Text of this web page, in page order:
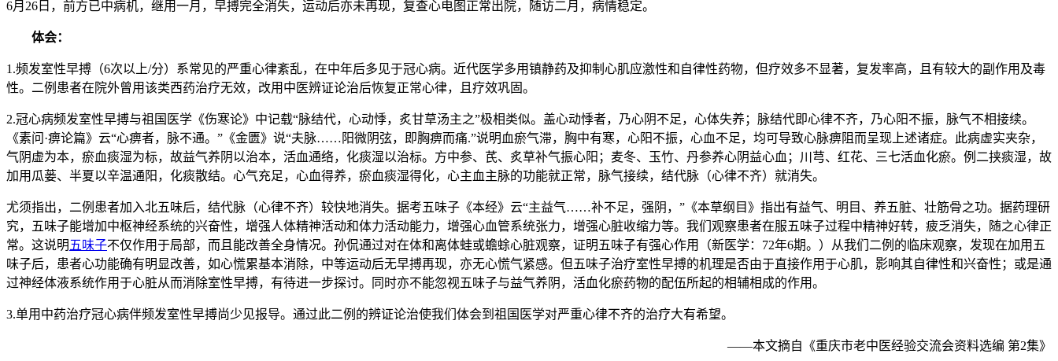
6月26日，前方已中病机，继用一月，早搏完全消失，运动后亦未再现，复查心电图正常出院，随访二月，病情稳定。
体会：
1.频发室性早搏（6次以上/分）系常见的严重心律紊乱，在中年后多见于冠心病。近代医学多用镇静药及抑制心肌应激性和自律性药物，但疗效多不显著，复发率高，且有较大的副作用及毒
性。二例患者在院外曾用该类西药治疗无效，改用中医辨证论治后恢复正常心律，且疗效巩固。
2.冠心病频发室性早搏与祖国医学《伤寒论》中记载“脉结代，心动悸，炙甘草汤主之”极相类似。盖心动悸者，乃心阴不足，心体失养；脉结代即心律不齐，乃心阳不振，脉气不相接续。
《素问·痹论篇》云“心痹者，脉不通。”《金匮》说“夫脉……阳微阴弦，即胸痹而痛.”说明血瘀气滞，胸中有寒，心阳不振，心血不足，均可导致心脉痹阻而呈现上述诸症。此病虚实夹杂，
气阴虚为本，瘀血痰湿为标，故益气养阴以治本，活血通络，化痰湿以治标。方中参、芪、炙草补气振心阳；麦冬、玉竹、丹参养心阴益心血；川芎、红花、三七活血化瘀。例二挟痰湿，故
加用瓜蒌、半夏以辛温通阳，化痰散结。心气充足，心血得养，瘀血痰湿得化，心主血主脉的功能就正常，脉气接续，结代脉（心律不齐）就消失。
尤须指出，二例患者加入北五味后，结代脉（心律不齐）较快地消失。据考五味子《本经》云“主益气……补不足，强阴，”《本草纲目》指出有益气、明目、养五脏、壮筋骨之功。据药理研
究，五味子能增加中枢神经系统的兴奋性，增强人体精神活动和体力活动能力，增强心血管系统张力，增强心脏收缩力等。我们观察患者在服五味子过程中精神好转，疲乏消失，随之心律正
常。这说明 五味子不仅作用于局部，而且能改善全身情况。孙侃通过对在体和离体蛙或蟾蜍心脏观察，证明五味子有强心作用（新医学：72年6期。）从我们二例的临床观察，发现在加用五
味子后，患者心功能确有明显改善，如心慌累基本消除，中等运动后无早搏再现，亦无心慌气紧感。但五味子治疗室性早搏的机理是否由于直接作用于心肌，影响其自律性和兴奋性；或是通
过神经体液系统作用于心脏从而消除室性早搏，有待进一步探讨。同时亦不能忽视五味子与益气养阴，活血化瘀药物的配伍所起的相辅相成的作用。
3.单用中药治疗冠心病伴频发室性早搏尚少见报导。通过此二例的辨证论治使我们体会到祖国医学对严重心律不齐的治疗大有希望。
——本文摘自《重庆市老中医经验交流会资料选编 第2集》